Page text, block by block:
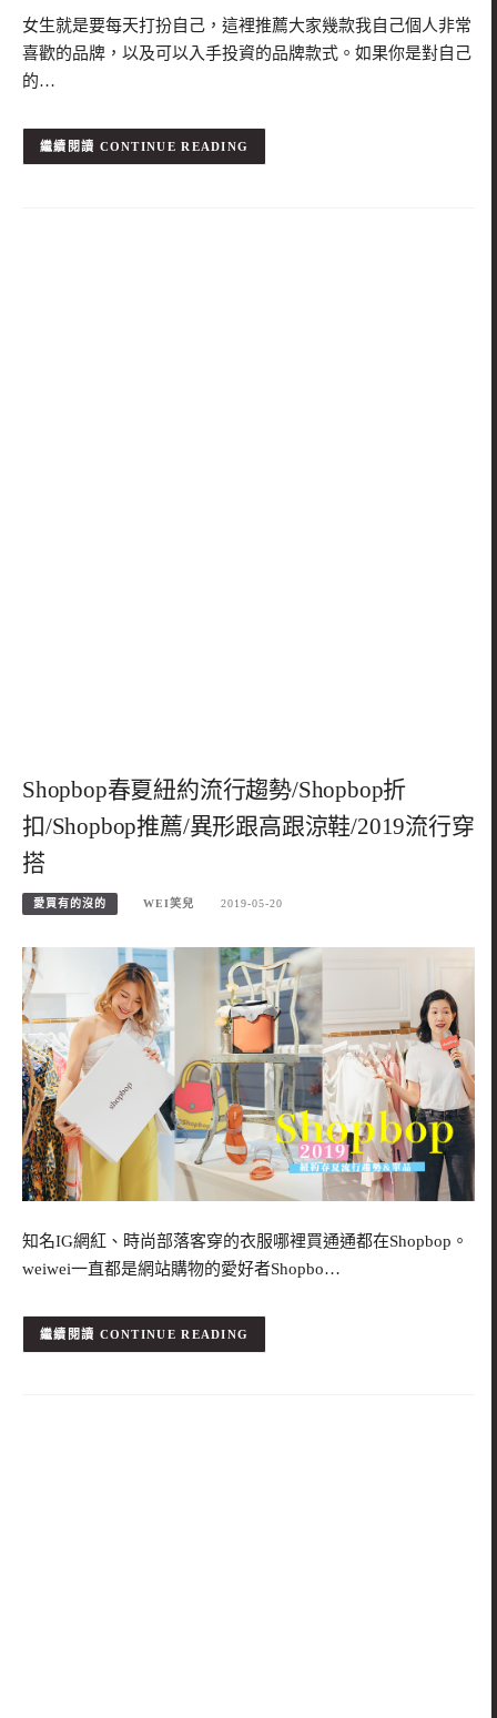
女生就是要每天打扮自己，這裡推薦大家幾款我自己個人非常
喜歡的品牌，以及可以入手投資的品牌款式。如果你是對自己
的…
CONTINUE READING
Shopbop春夏紐約流行趨勢/Shopbop折
扣/Shopbop推薦/異形跟高跟涼鞋/2019流行穿
搭
愛買有的沒的 WEI笑兒 2019-05-20
知名IG網紅、時尚部落客穿的衣服哪裡買通通都在Shopbop。
weiwei一直都是網站購物的愛好者Shopbo…
CONTINUE READING